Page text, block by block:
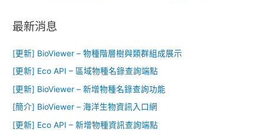
最新消息
[更新] BioViewer – 物種階層樹與類群組成展示
[更新] Eco API – 區域物種名錄查詢端點
[更新] BioViewer – 新增物種名錄查詢功能​
[簡介] BioViewer – 海洋生物資訊入口網​
[更新] Eco API – 新增物種資訊查詢端點